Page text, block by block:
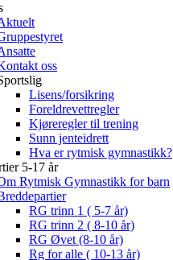
oss
Lisens/forsikring
Foreldrevettregler
Kjøreregler til trening
Sunn jenteidrett
Hva er rytmisk gymnastikk?
5-17 år
Rytmisk Gymnastikk for barn
RG trinn 1 ( 5-7 år)
RG trinn 2 ( 8-10 år)
RG Øvet (8-10 år)
Rg for alle ( 10-13 år)